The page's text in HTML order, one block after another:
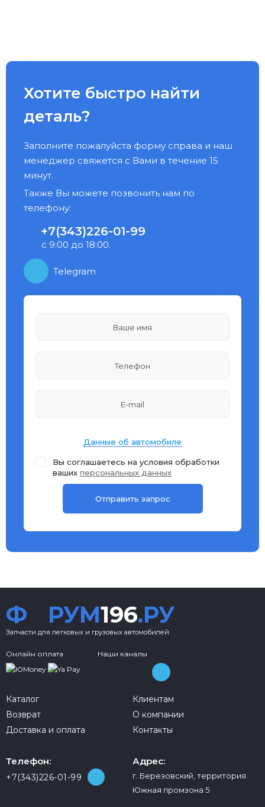
Хотите быстро найти
деталь?
Заполните пожалуйста форму справа и наш
менеджер свяжется с Вами в течение 15
минут.
Также Вы можете позвонить нам по
телефону:
+7(343)226-01-99
с 9:00 до 18:00.
Telegram
Данные об автомобиле
Вы соглашаетесь на условия обработки
ваших персональных данных
Ф РУМ196.РУ
Запчасти для легковых и грузовых автомобилей
Онлайн оплата Наши каналы
Каталог
Возврат
Доставка и оплата
Клиентам
О компании
Контакты
Телефон:
+7(343)226-01-99
Адрес:
г. Березовский, территория
Южная промзона 5